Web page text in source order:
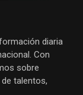
diaria
Con
sobre
talentos,